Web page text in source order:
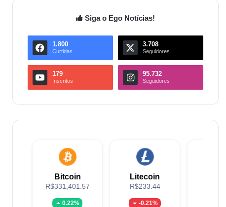
Siga o Ego Notícias!
1.800
Curtidas
3.708
Seguidores
179
Inscritos
95.732
Seguidores
Bitcoin
R$331,401.57
0.22%
Litecoin
R$233.44
-0.21%